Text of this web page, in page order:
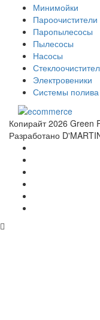
Минимойки
Пароочистители
Паропылесосы
Пылесосы
Насосы
Электровеники
Системы
Копирайт 2026
Разработано